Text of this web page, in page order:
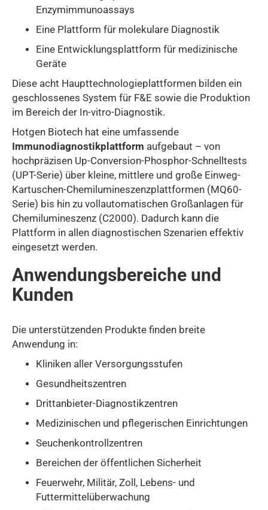
Enzymimmunoassays
Eine Plattform für molekulare Diagnostik
Eine Entwicklungsplattform für medizinische
Geräte
Diese acht Haupttechnologieplattformen bilden ein
geschlossenes System für F&E sowie die Produktion
im Bereich der In-vitro-Diagnostik.
Hotgen Biotech hat eine umfassende
Immunodiagnostikplattform aufgebaut – von
hochpräzisen Up-Conversion-Phosphor-Schnelltests
(UPT-Serie) über kleine, mittlere und große Einweg-
Kartuschen-Chemilumineszenzplattformen (MQ60-
Serie) bis hin zu vollautomatischen Großanlagen für
Chemilumineszenz (C2000). Dadurch kann die
Plattform in allen diagnostischen Szenarien effektiv
eingesetzt werden.
Anwendungsbereiche und
Kunden
Die unterstützenden Produkte finden breite
Anwendung in:
Kliniken aller Versorgungsstufen
Gesundheitszentren
Drittanbieter-Diagnostikzentren
Medizinischen und pflegerischen Einrichtungen
Seuchenkontrollzentren
Bereichen der öffentlichen Sicherheit
Feuerwehr, Militär, Zoll, Lebens- und
Futtermittelüberwachung